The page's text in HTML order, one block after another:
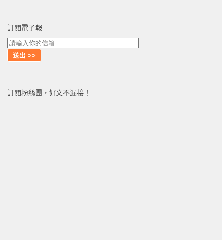
訂閱電子報
訂閱粉絲團，好文不漏接！